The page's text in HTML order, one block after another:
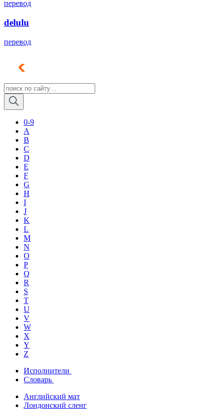
перевод
delulu
перевод
0-9
A
B
C
D
E
F
G
H
I
J
K
L
M
N
O
P
Q
R
S
T
U
V
W
X
Y
Z
Исполнители
Словарь
Английский мат
Лондонский сленг